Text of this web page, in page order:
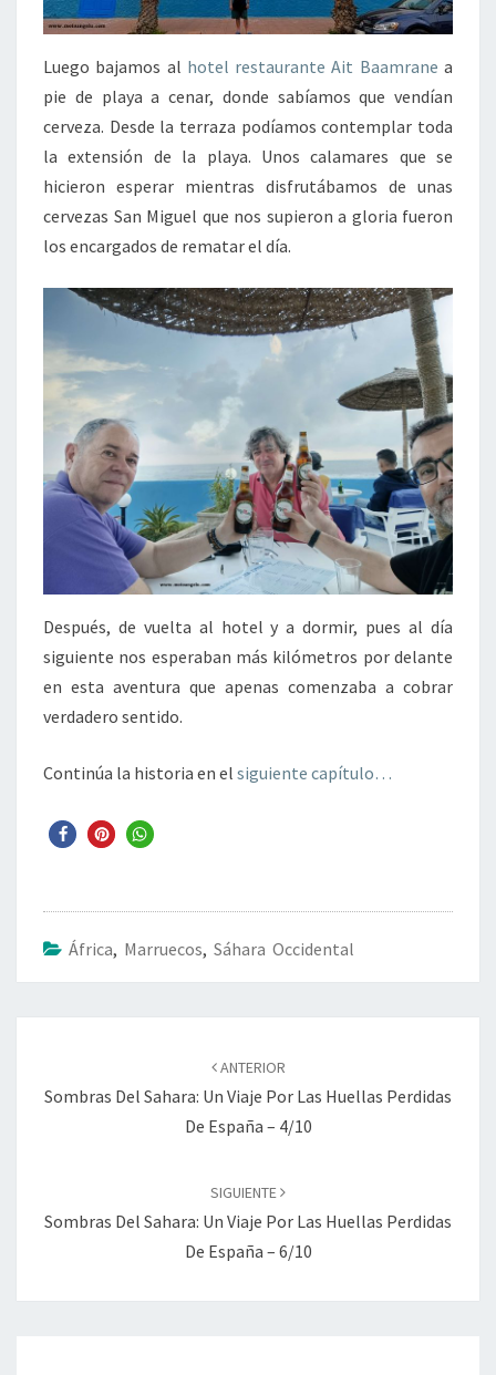
Luego bajamos al hotel restaurante Ait Baamrane a
pie de playa a cenar, donde sabíamos que vendían
cerveza. Desde la terraza podíamos contemplar toda
la extensión de la playa. Unos calamares que se
hicieron esperar mientras disfrutábamos de unas
cervezas San Miguel que nos supieron a gloria fueron
los encargados de rematar el día.
Después, de vuelta al hotel y a dormir, pues al día
siguiente nos esperaban más kilómetros por delante
en esta aventura que apenas comenzaba a cobrar
verdadero sentido.
Continúa la historia en el siguiente capítulo…
África, Marruecos, Sáhara Occidental
entradas
ANTERIOR
Sombras Del Sahara: Un Viaje Por Las Huellas Perdidas
De España – 4/10
SIGUIENTE
Sombras Del Sahara: Un Viaje Por Las Huellas Perdidas
De España – 6/10